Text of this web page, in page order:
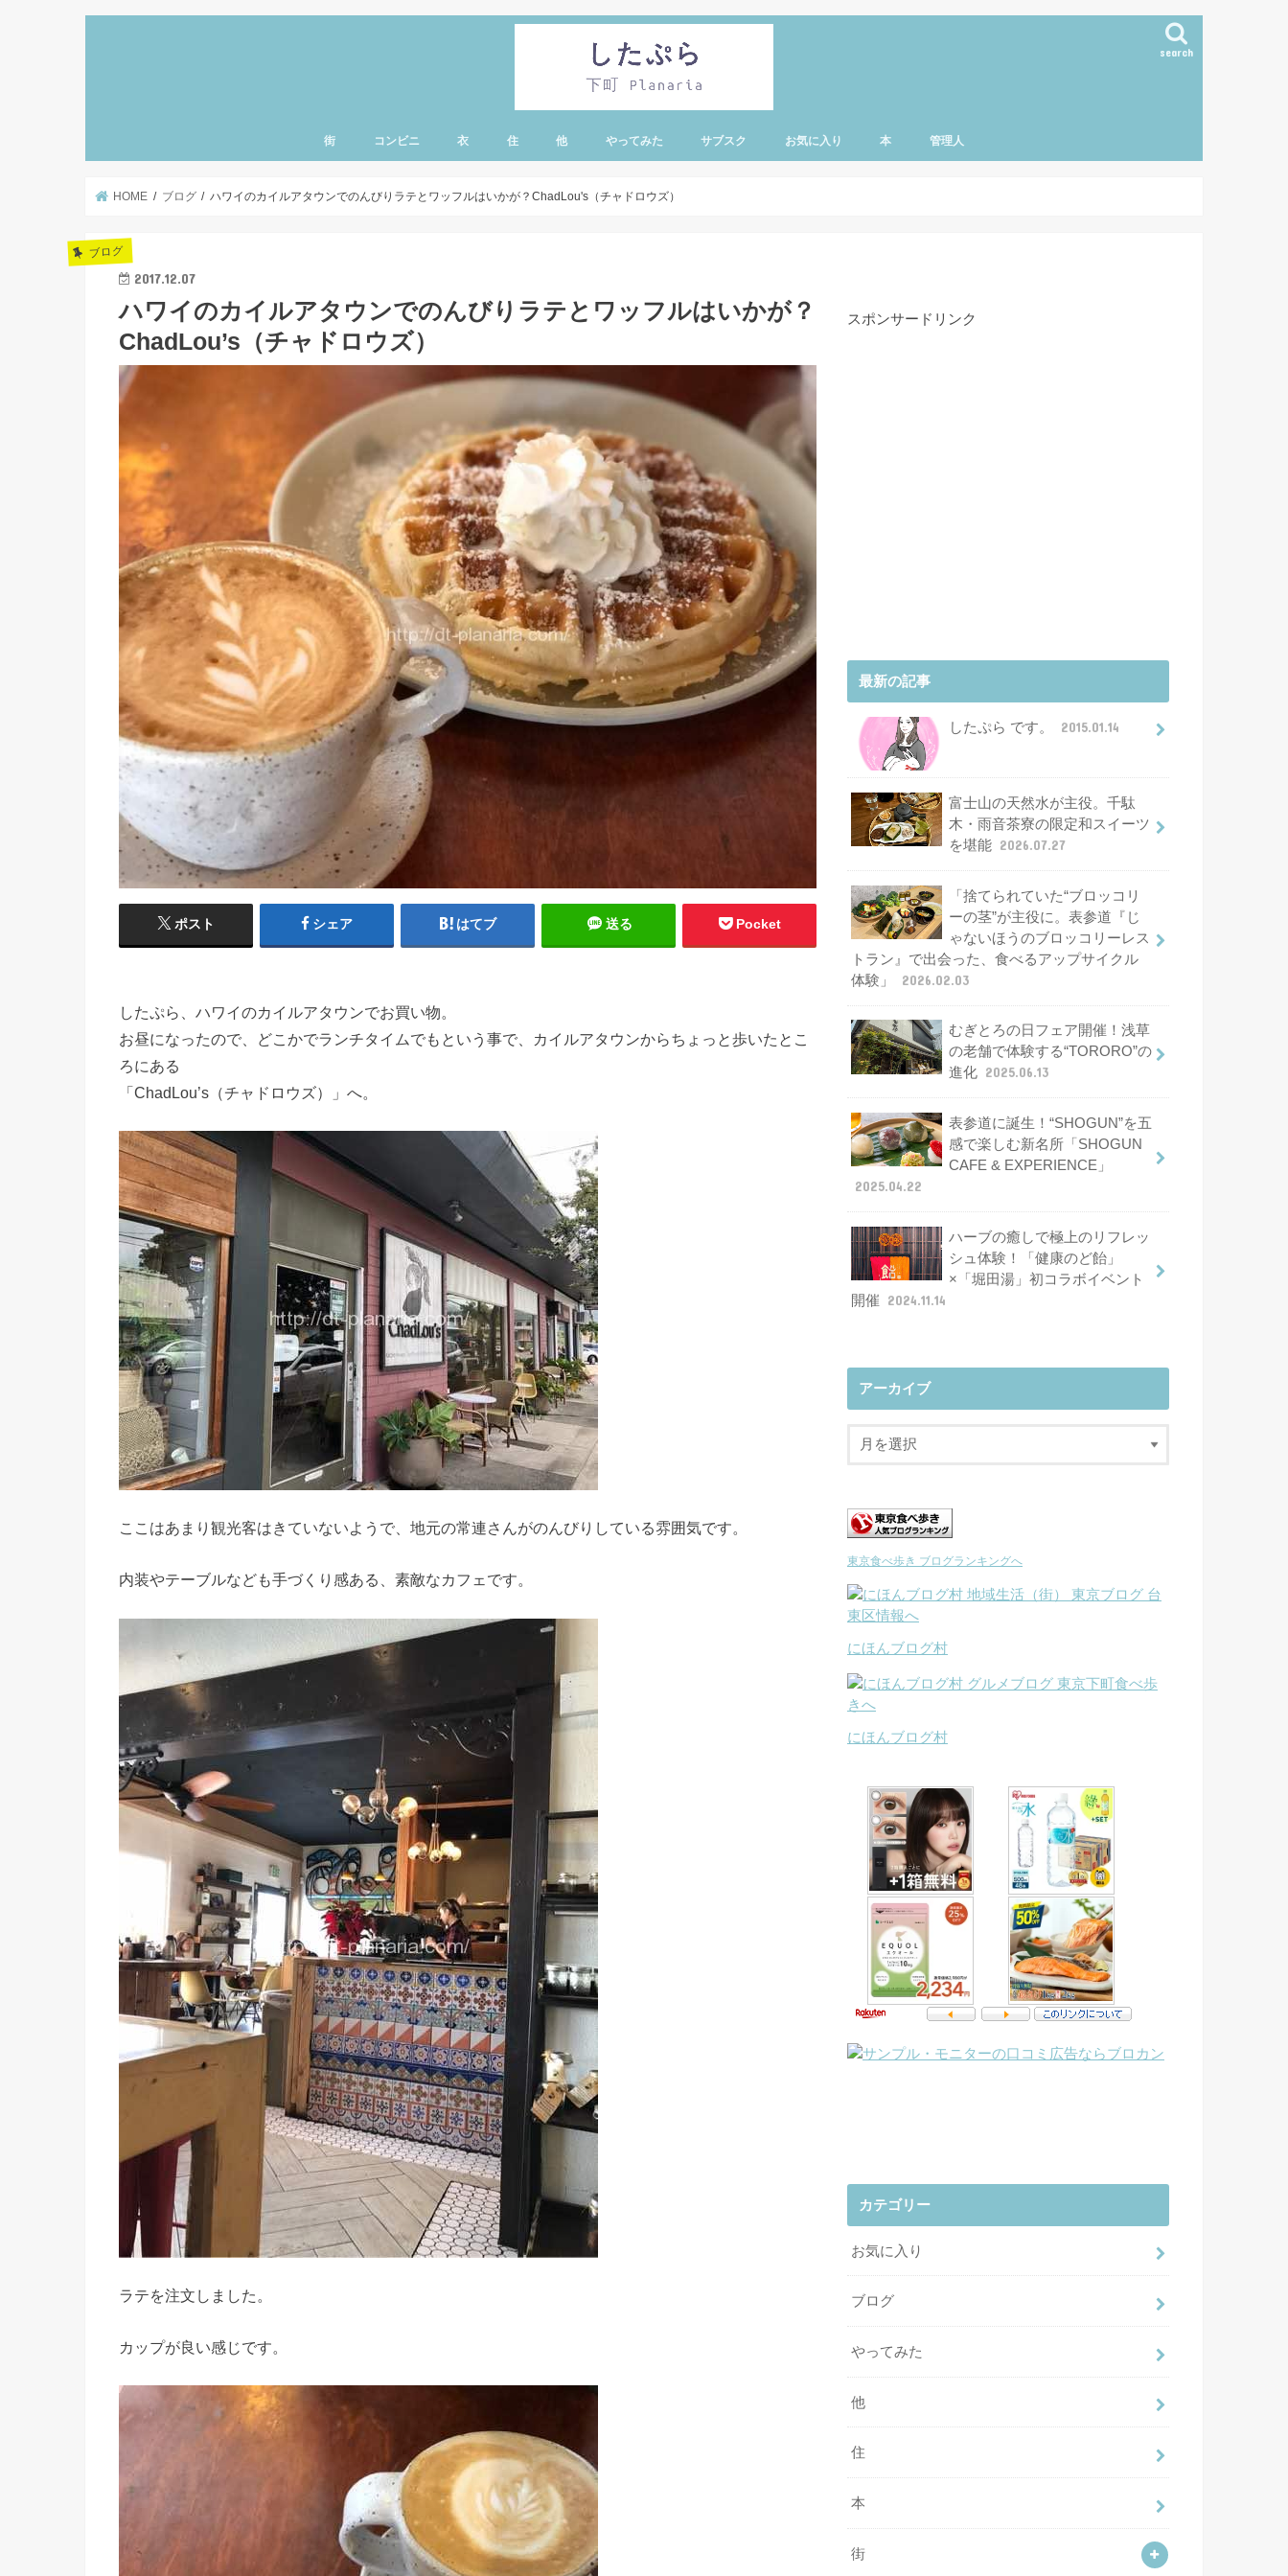
search
街
町・両国エリア
コンビニ 衣 住 他 やってみた サブスク お気に入り 本 管理人
HOME ブログ ハワイのカイルアタウンでのんびりラテとワッフルはいかが？ChadLou's（チャドロウズ）
ブログ
2017.12.07
ハワイのカイルアタウンでのんびりラテとワッフルはいかが？
ChadLou’s（チャドロウズ）
ポスト シェア はてブ 送る Pocket
したぷら、ハワイのカイルアタウンでお買い物。
お昼になったので、どこかでランチタイムでもという事で、カイルアタウンからちょっと歩いたとこ
ろにある
「ChadLou’s（チャドロウズ）」へ。
ここはあまり観光客はきていないようで、地元の常連さんがのんびりしている雰囲気です。
内装やテーブルなども手づくり感ある、素敵なカフェです。
ラテを注文しました。
カップが良い感じです。
スポンサードリンク
最新の記事
したぷら です。 2015.01.14
富士山の天然水が主役。千駄
木・雨音茶寮の限定和スイーツ
を堪能 2026.07.27
「捨てられていた“ブロッコリ
ーの茎”が主役に。表参道『じ
ゃないほうのブロッコリーレス
トラン』で出会った、食べるアップサイクル
体験」
2026.02.03
むぎとろの日フェア開催！浅草
の老舗で体験する“TORORO”の
進化 2025.06.13
表参道に誕生！“SHOGUN”を五
感で楽しむ新名所「SHOGUN
CAFE & EXPERIENCE」
2025.04.22
ハーブの癒しで極上のリフレッ
シュ体験！「健康のど飴」
×「堀田湯」初コラボイベント
開催
2024.11.14
アーカイブ
東京食べ歩き ブログランキングへ
にほんブログ村
にほんブログ村
カテゴリー
お気に入り
ブログ
やってみた
他
住
本
街